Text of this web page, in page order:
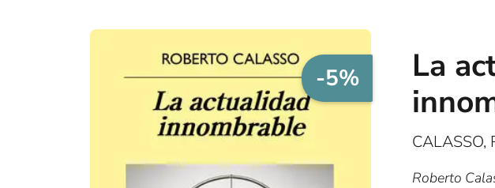
-5%
La
CALASSO,
Roberto